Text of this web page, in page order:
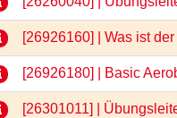
[26926160] | Was ist
[26926180] | Basic
[26301011] |